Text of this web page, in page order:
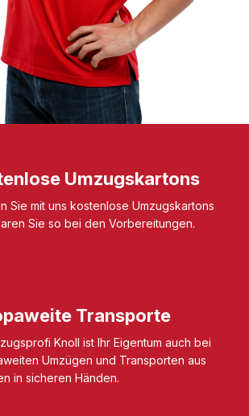
Umzugskartons
Sie mit uns kostenlose Umzugskartons
Sie so bei den Vorbereitungen.
Transporte
Knoll ist Ihr Eigentum auch bei
Umzügen und Transporten aus
in sicheren Händen.